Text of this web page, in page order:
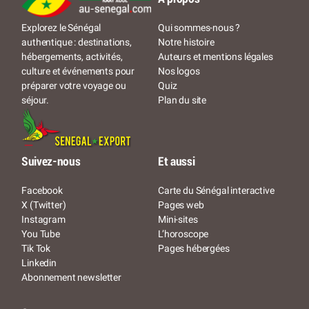
Explorez le Sénégal
authentique : destinations,
hébergements, activités,
culture et événements pour
préparer votre voyage ou
séjour.
Qui sommes-nous ?
Notre histoire
Auteurs et mentions légales
Nos logos
Quiz
Plan du site
Suivez-nous
Facebook
X (Twitter)
Instagram
You Tube
Tik Tok
Linkedin
Abonnement newsletter
Et aussi
Carte du Sénégal interactive
Pages web
Mini-sites
L’horoscope
Pages hébergées